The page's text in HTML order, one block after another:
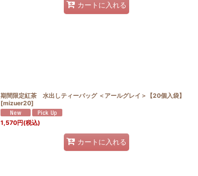
カートに入れる
期間限定紅茶 水出しティーバッグ ＜アールグレイ＞【20個入袋】
[mizuer20]
1,570円(税込)
カートに入れる